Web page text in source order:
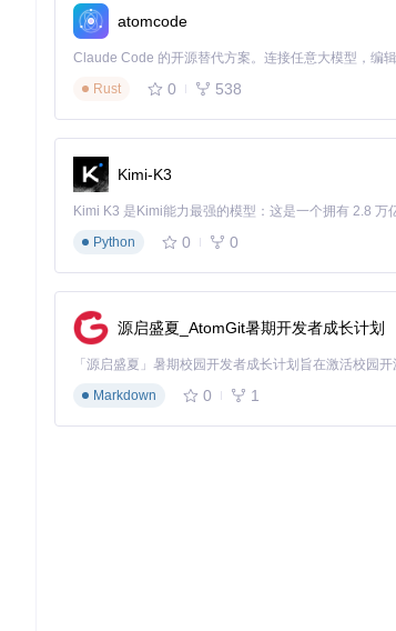
场景化部署：分级操作指南
基础版部署（适合8GB显存）
步骤1：环境准备
# 克隆项目仓库
git clone
# 安装依赖
atomcode
Rust
0 538
Kimi-K3
Python
0 0
源启盛夏_AtomGit暑期开发者成长计划
Markdown
0 1